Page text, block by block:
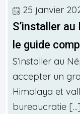
25 janvier
S’installer
le guide
S’installer au
accepter un
Himalaya et
bureaucratie [...]